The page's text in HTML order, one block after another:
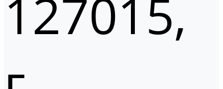
127015,